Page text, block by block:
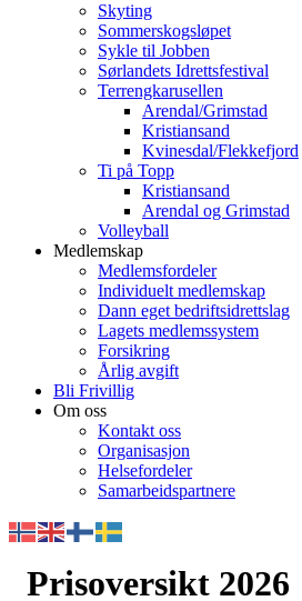
Skyting
Sommerskogsløpet
Sykle til Jobben
Sørlandets Idrettsfestival
Terrengkarusellen
Arendal/Grimstad
Kristiansand
Kvinesdal/Flekkefjord
Ti på Topp
Kristiansand
Arendal og Grimstad
Volleyball
Medlemskap
Medlemsfordeler
Individuelt medlemskap
Dann eget bedriftsidrettslag
Lagets medlemssystem
Forsikring
Årlig avgift
Bli Frivillig
Om oss
Kontakt oss
Organisasjon
Helsefordeler
Samarbeidspartnere
Prisoversikt 2026